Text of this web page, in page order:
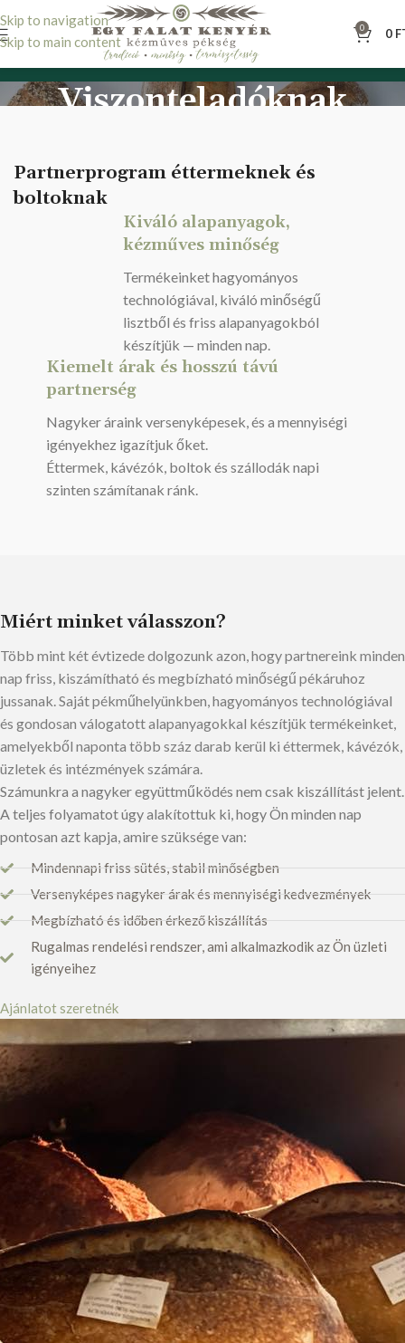
Skip to navigation
Skip to main content
0 0
Viszonteladóknak
Partnerprogram éttermeknek és
boltoknak
Kiváló alapanyagok,
kézműves minőség
Termékeinket hagyományos
technológiával, kiváló minőségű
lisztből és friss alapanyagokból
készítjük — minden nap.
Kiemelt árak és hosszú távú
partnerség
Nagyker áraink versenyképesek, és a mennyiségi
igényekhez igazítjuk őket.
Éttermek, kávézók, boltok és szállodák napi
szinten számítanak ránk.
Miért minket válasszon?
Több mint két évtizede dolgozunk azon, hogy partnereink minden
nap friss, kiszámítható és megbízható minőségű pékáruhoz
jussanak. Saját pékműhelyünkben, hagyományos technológiával
és gondosan válogatott alapanyagokkal készítjük termékeinket,
amelyekből naponta több száz darab kerül ki éttermek, kávézók,
üzletek és intézmények számára.
Számunkra a nagyker együttműködés nem csak kiszállítást jelent.
A teljes folyamatot úgy alakítottuk ki, hogy Ön minden nap
pontosan azt kapja, amire szüksége van:
Mindennapi friss sütés, stabil minőségben
Versenyképes nagyker árak és mennyiségi kedvezmények
Megbízható és időben érkező kiszállítás
Rugalmas rendelési rendszer, ami alkalmazkodik az Ön üzleti
igényeihez
Ajánlatot szeretnék